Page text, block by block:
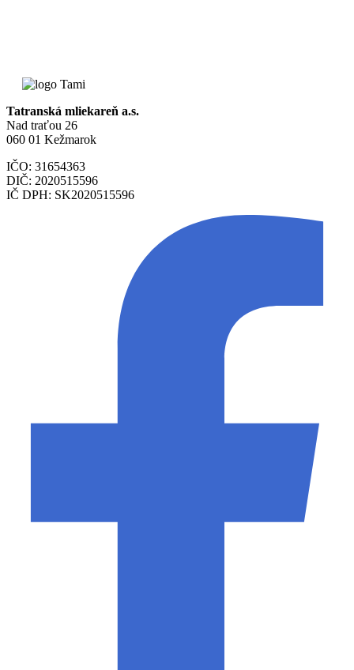
Tatranská mliekareň a.s.
Nad traťou 26
060 01 Kežmarok
IČO: 31654363
DIČ: 2020515596
IČ DPH: SK2020515596